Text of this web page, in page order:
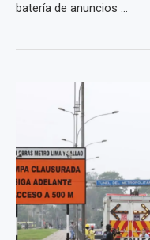
batería de anuncios ...